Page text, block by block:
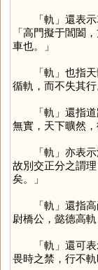
「軌 」還表
「高門擬于閶闔
車也。」
「軌 」也指
循軌，而不失其行
「軌 」還指
無實，天下曠然，
「軌 」亦表
故別交正分之謂
矣。」
「軌 」還指
尉橋公，懿德高軌
「軌 」還可
畏時之禁，行不軌